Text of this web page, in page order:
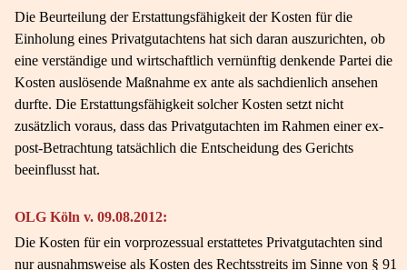
Die Beurteilung der Erstattungsfähigkeit der Kosten für die
Einholung eines Privatgutachtens hat sich daran auszurichten, ob
eine verständige und wirtschaftlich vernünftig denkende Partei die
Kosten auslösende Maßnahme ex ante als sachdienlich ansehen
durfte. Die Erstattungsfähigkeit solcher Kosten setzt nicht
zusätzlich voraus, dass das Privatgutachten im Rahmen einer ex-
post-Betrachtung tatsächlich die Entscheidung des Gerichts
beeinflusst hat.
OLG Köln v. 09.08.2012:
Die Kosten für ein vorprozessual erstattetes Privatgutachten sind
nur ausnahmsweise als Kosten des Rechtsstreits im Sinne von § 91